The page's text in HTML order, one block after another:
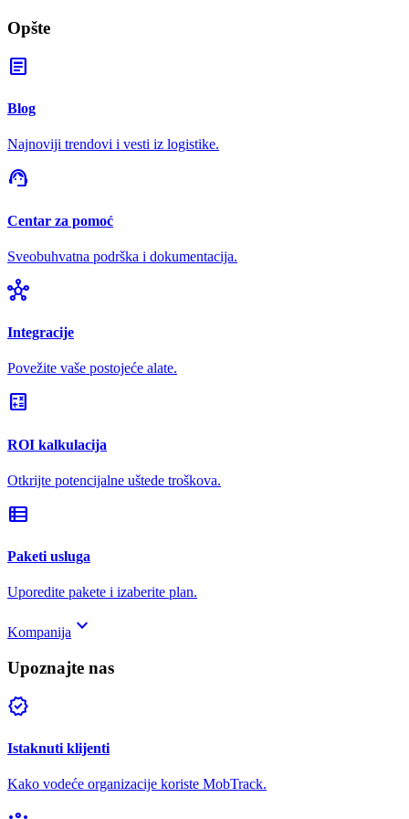
Opšte
article
Blog
Najnoviji trendovi i vesti iz logistike.
support_agent
Centar za pomoć
Sveobuhvatna podrška i dokumentacija.
hub
Integracije
Povežite vaše postojeće alate.
calculate
ROI kalkulacija
Otkrijte potencijalne uštede troškova.
view_list
Paketi usluga
Uporedite pakete i izaberite plan.
Kompanija keyboard_arrow_down
Upoznajte nas
verified
Istaknuti klijenti
Kako vodeće organizacije koriste MobTrack.